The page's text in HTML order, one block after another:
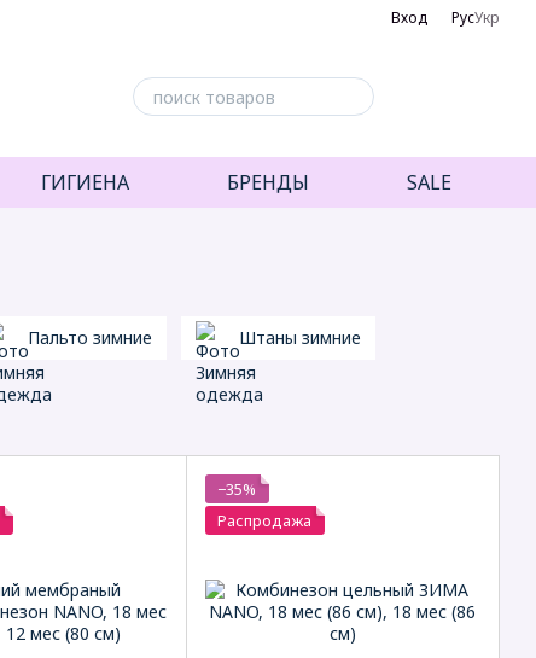
Вход РусУкр
ГИГИЕНА БРЕНДЫ SALE
Пальто зимние Штаны зимние
−35%
Распродажа